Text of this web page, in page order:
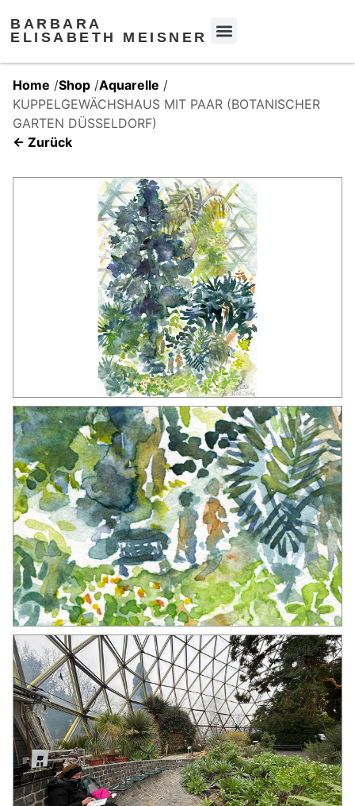
BARBARA
ELISABETH MEISNER
Home /Shop /Aquarelle /
KUPPELGEWÄCHSHAUS MIT PAAR (BOTANISCHER
GARTEN DÜSSELDORF)
← Zurück